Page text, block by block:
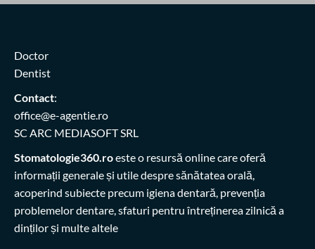
Doctor
Dentist
Contact:
office@e-agentie.ro
SC ARC MEDIASOFT SRL
Stomatologie360.roeste o resursă online care oferă
informații generale și utile despre sănătatea orală,
acoperind subiecte precum igiena dentară, prevenția
problemelor dentare, sfaturi pentru întreținerea zilnică a
dinților și multe altele